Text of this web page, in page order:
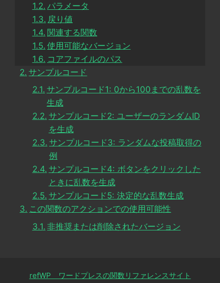
パラメータ
戻り値
関連する関数
使用可能なバージョン
コアファイルのパス
サンプルコード
サンプルコード1: 0から100までの乱数を
生成
サンプルコード2: ユーザーのランダムID
を生成
サンプルコード3: ランダムな投稿取得の
例
サンプルコード4: ボタンをクリックした
ときに乱数を生成
サンプルコード5: 決定的な乱数生成
この関数のアクションでの使用可能性
非推奨または削除されたバージョン
refWP ワードプレスの関数リファレンスサイト